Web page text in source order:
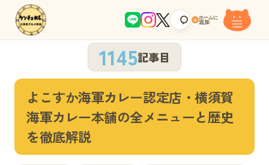
+ ホームに
追加
1145記事目
よこすか海軍カレー認定店・横須賀
海軍カレー本舗の全メニューと歴史
を徹底解説